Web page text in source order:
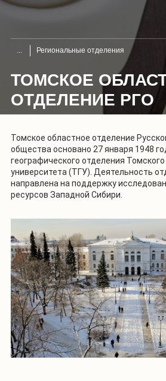
Региональные отделения
ТОМСКОЕ
ОТДЕЛЕНИЕ РГО
Томское областное отделение
общества основано 27 января 1948
географического отделения
университета (ТГУ). Деятельность
направлена на поддержку
ресурсов Западной Сибири.